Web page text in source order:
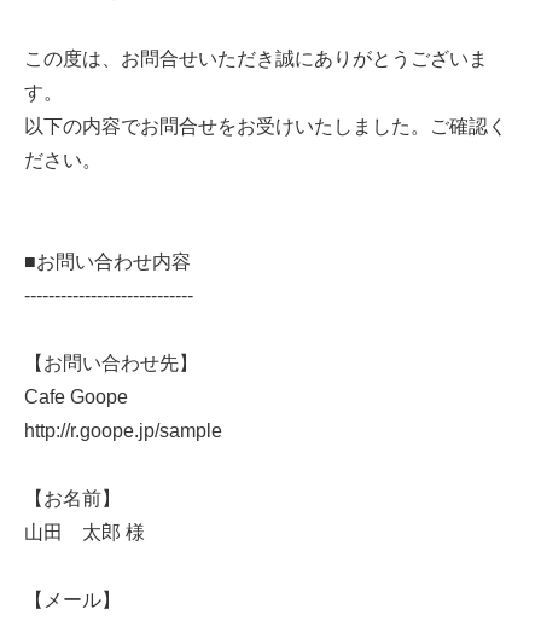
この度は、お問合せいただき誠にありがとうございま
す。
以下の内容でお問合せをお受けいたしました。ご確認く
ださい。
■お問い合わせ内容
----------------------------
【お問い合わせ先】
Cafe Goope
http://r.goope.jp/sample
【お名前】
山田 太郎 様
【メール】